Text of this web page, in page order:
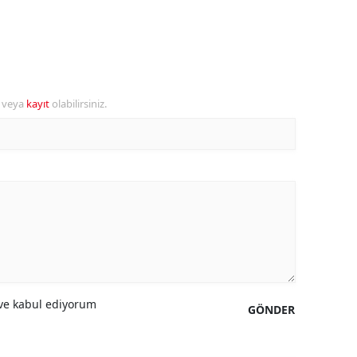
kayıt olabilirsiniz.
GÖNDER
kabul ediyorum